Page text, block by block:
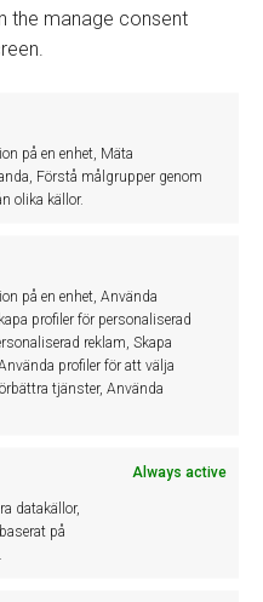
the manage consent
på en enhet, Mäta
Förstå målgrupper genom
olika källor.
på en enhet, Använda
profiler för personaliserad
reklam, Skapa
profiler för att välja
tjänster, Använda
Always active
datakällor,
på
maj
29 maj är …
5 och håller stängt
support kl. 15:00 och
…
4 och håller stängt 1/5
support kl. 15:00 och
i kopplingen till VAG …